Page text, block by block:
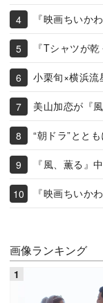
『映画ちいか
『Tシャツが
小栗旬×横浜流
美山加恋が『
“朝ドラ”とと
『風、薫る』
『映画ちいか
画像ランキング